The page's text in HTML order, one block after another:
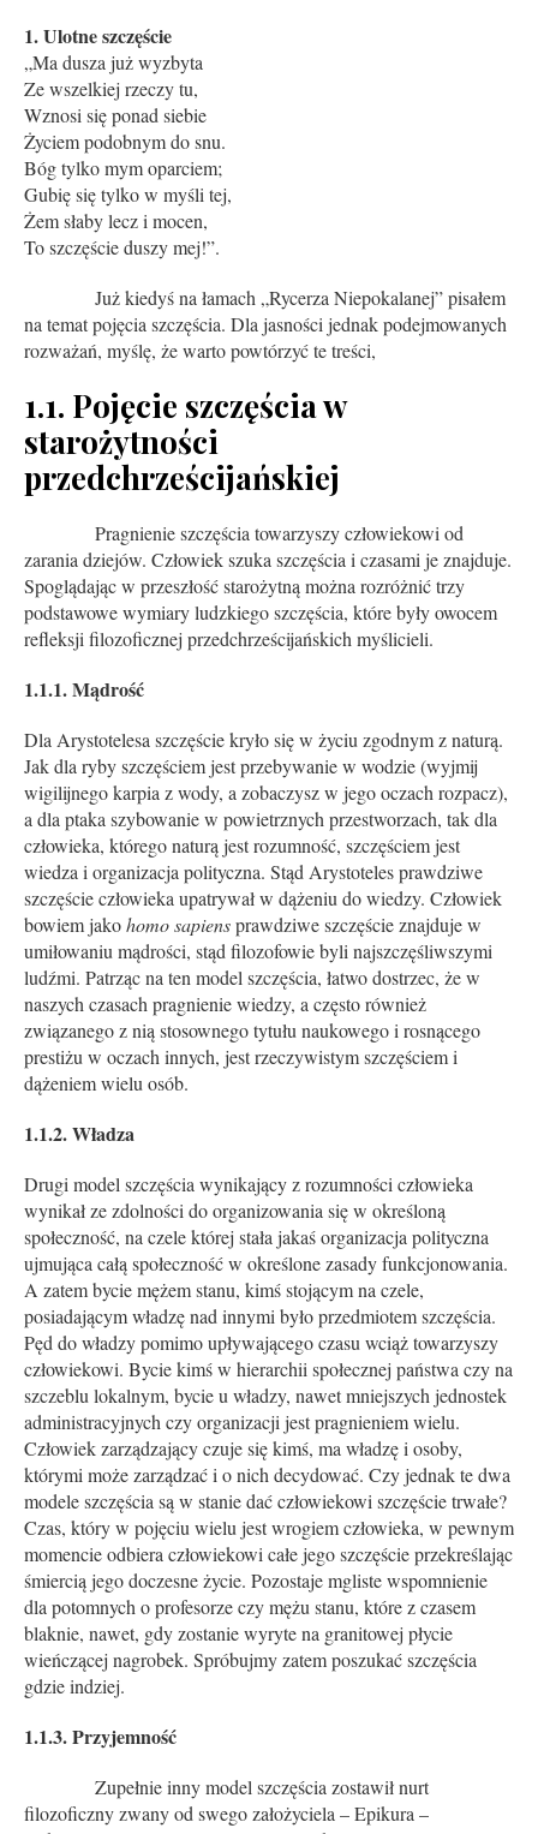
1. Ulotne szczęście
„Ma dusza już wyzbyta
Ze wszelkiej rzeczy tu,
Wznosi się ponad siebie
Życiem podobnym do snu.
Bóg tylko mym oparciem;
Gubię się tylko w myśli tej,
Żem słaby lecz i mocen,
To szczęście duszy mej!”.
Już kiedyś na łamach „Rycerza Niepokalanej” pisałem
na temat pojęcia szczęścia. Dla jasności jednak podejmowanych
rozważań, myślę, że warto powtórzyć te treści,
1.1. Pojęcie szczęścia w
starożytności
przedchrześcijańskiej
Pragnienie szczęścia towarzyszy człowiekowi od
zarania dziejów. Człowiek szuka szczęścia i czasami je znajduje.
Spoglądając w przeszłość starożytną można rozróżnić trzy
podstawowe wymiary ludzkiego szczęścia, które były owocem
refleksji filozoficznej przedchrześcijańskich myślicieli.
1.1.1. Mądrość
Dla Arystotelesa szczęście kryło się w życiu zgodnym z naturą.
Jak dla ryby szczęściem jest przebywanie w wodzie (wyjmij
wigilijnego karpia z wody, a zobaczysz w jego oczach rozpacz),
a dla ptaka szybowanie w powietrznych przestworzach, tak dla
człowieka, którego naturą jest rozumność, szczęściem jest
wiedza i organizacja polityczna. Stąd Arystoteles prawdziwe
szczęście człowieka upatrywał w dążeniu do wiedzy. Człowiek
bowiem jakohomo sapiensprawdziwe szczęście znajduje w
umiłowaniu mądrości, stąd filozofowie byli najszczęśliwszymi
ludźmi. Patrząc na ten model szczęścia, łatwo dostrzec, że w
naszych czasach pragnienie wiedzy, a często również
związanego z nią stosownego tytułu naukowego i rosnącego
prestiżu w oczach innych, jest rzeczywistym szczęściem i
dążeniem wielu osób.
1.1.2. Władza
Drugi model szczęścia wynikający z rozumności człowieka
wynikał ze zdolności do organizowania się w określoną
społeczność, na czele której stała jakaś organizacja polityczna
ujmująca całą społeczność w określone zasady funkcjonowania.
A zatem bycie mężem stanu, kimś stojącym na czele,
posiadającym władzę nad innymi było przedmiotem szczęścia.
Pęd do władzy pomimo upływającego czasu wciąż towarzyszy
człowiekowi. Bycie kimś w hierarchii społecznej państwa czy na
szczeblu lokalnym, bycie u władzy, nawet mniejszych jednostek
administracyjnych czy organizacji jest pragnieniem wielu.
Człowiek zarządzający czuje się kimś, ma władzę i osoby,
którymi może zarządzać i o nich decydować. Czy jednak te dwa
modele szczęścia są w stanie dać człowiekowi szczęście trwałe?
Czas, który w pojęciu wielu jest wrogiem człowieka, w pewnym
momencie odbiera człowiekowi całe jego szczęście przekreślając
śmiercią jego doczesne życie. Pozostaje mgliste wspomnienie
dla potomnych o profesorze czy mężu stanu, które z czasem
blaknie, nawet, gdy zostanie wyryte na granitowej płycie
wieńczącej nagrobek. Spróbujmy zatem poszukać szczęścia
gdzie indziej.
1.1.3. Przyjemność
Zupełnie inny model szczęścia zostawił nurt
filozoficzny zwany od swego założyciela – Epikura –